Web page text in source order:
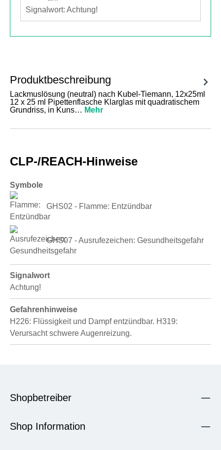
Signalwort: Achtung!
Produktbeschreibung
Lackmuslösung (neutral) nach Kubel-Tiemann, 12x25ml
12 x 25 ml Pipettenflasche Klarglas mit quadratischem
Grundriss, in Kuns… Mehr
CLP-/REACH-Hinweise
Symbole
GHS02 - Flamme: Entzündbar
GHS07 - Ausrufezeichen: Gesundheitsgefahr
Signalwort
Achtung!
Gefahrenhinweise
H226: Flüssigkeit und Dampf entzündbar. H319:
Verursacht schwere Augenreizung.
Shopbetreiber
Shop Information